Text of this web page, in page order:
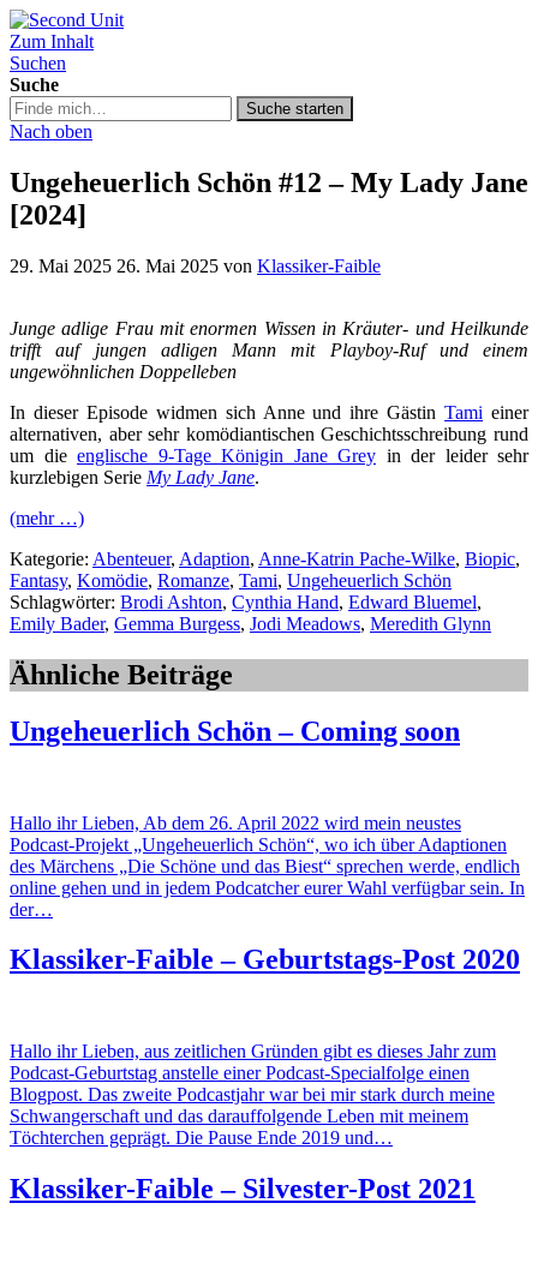
Second Unit
Zum Inhalt
Suchen
Suche
Suche
in
podcast.de/
Suche starten
Nach oben
Ungeheuerlich Schön #12 – My Lady Jane
[2024]
29. Mai 2025 26. Mai 2025 von Klassiker-Faible
Junge adlige Frau mit enormen Wissen in Kräuter- und Heilkunde
trifft auf jungen adligen Mann mit Playboy-Ruf und einem
ungewöhnlichen Doppelleben
In dieser Episode widmen sich Anne und ihre GästinTami einer
alternativen, aber sehr komödiantischen Geschichtsschreibung rund
um die englische 9-Tage Königin Jane Grey in der leider sehr
kurzlebigen Serie My Lady Jane.
(mehr …)
Kategorie: Abenteuer, Adaption, Anne-Katrin Pache-Wilke, Biopic,
Fantasy, Komödie, Romanze, Tami, Ungeheuerlich Schön
Schlagwörter: Brodi Ashton, Cynthia Hand, Edward Bluemel,
Emily Bader, Gemma Burgess, Jodi Meadows, Meredith Glynn
Ähnliche Beiträge
Ungeheuerlich Schön – Coming soon
Hallo ihr Lieben, Ab dem 26. April 2022 wird mein neustes
Podcast-Projekt „Ungeheuerlich Schön“, wo ich über Adaptionen
des Märchens „Die Schöne und das Biest“ sprechen werde, endlich
online gehen und in jedem Podcatcher eurer Wahl verfügbar sein. In
der…
Klassiker-Faible – Geburtstags-Post 2020
Hallo ihr Lieben, aus zeitlichen Gründen gibt es dieses Jahr zum
Podcast-Geburtstag anstelle einer Podcast-Specialfolge einen
Blogpost. Das zweite Podcastjahr war bei mir stark durch meine
Schwangerschaft und das darauffolgende Leben mit meinem
Töchterchen geprägt. Die Pause Ende 2019 und…
Klassiker-Faible – Silvester-Post 2021